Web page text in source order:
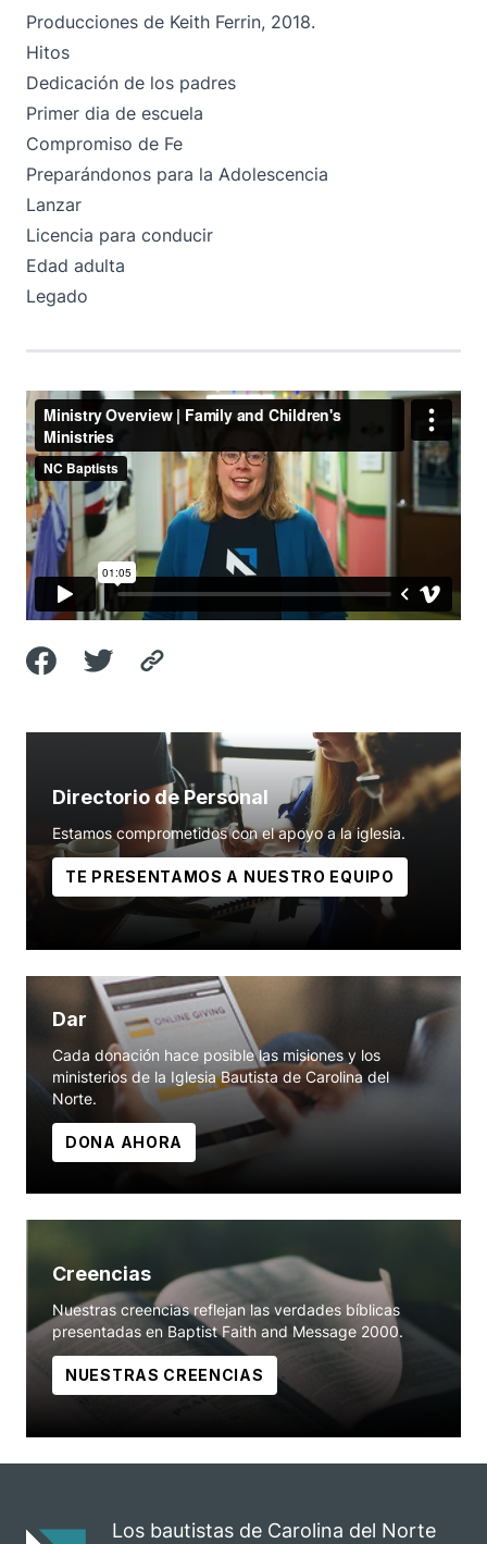
Producciones de Keith Ferrin, 2018.
Hitos
Dedicación de los padres
Primer dia de escuela
Compromiso de Fe
Preparándonos para la Adolescencia
Lanzar
Licencia para conducir
Edad adulta
Legado
Directorio de Personal
Estamos comprometidos con el apoyo a la iglesia.
TE PRESENTAMOS A NUESTRO EQUIPO
Dar
Cada donación hace posible las misiones y los
ministerios de la Iglesia Bautista de Carolina del
Norte.
DONA AHORA
Creencias
Nuestras creencias reflejan las verdades bíblicas
presentadas en Baptist Faith and Message 2000.
NUESTRAS CREENCIAS
Los bautistas de Carolina del Norte